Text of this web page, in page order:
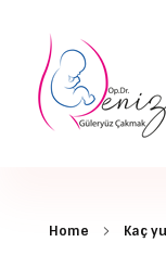
Home Kaç